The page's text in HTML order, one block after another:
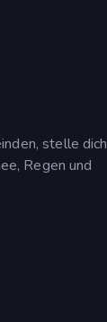
stelle dich
Regen und